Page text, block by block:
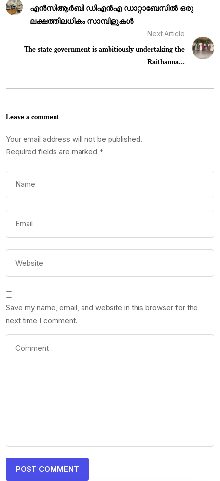
എൻസിആർബി ഡിഎൻഎ ഡാറ്റാബേസിൽ ഒരു
ലക്ഷത്തിലധികം സാമ്പിളുകൾ
Next Article
The state government is ambitiously undertaking the
Raithanna...
Leave a comment
Your email address will not be published.
Required fields are marked *
Save my name, email, and website in this browser for the
next time I comment.